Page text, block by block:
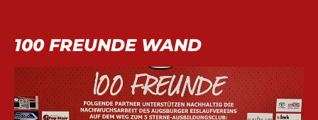
100 FREUNDE WAND